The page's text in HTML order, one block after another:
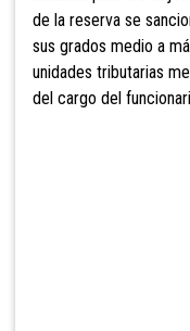
de la reserva se
sus grados medio a
unidades tributarias
del cargo del